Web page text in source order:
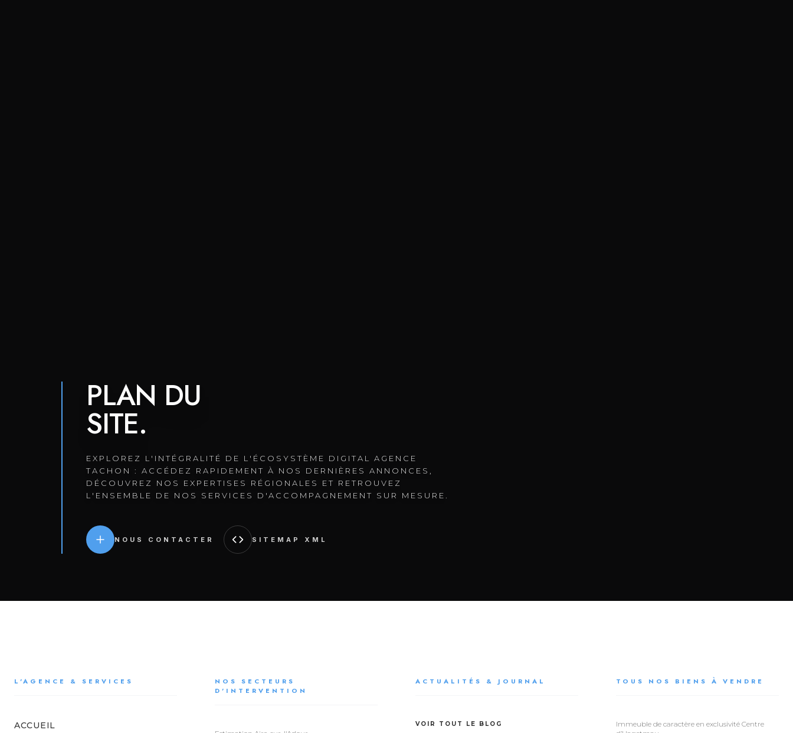
PLAN DU
SITE.
EXPLOREZ L'INTÉGRALITÉ DE L'ÉCOSYSTÈME DIGITAL AGENCE
TACHON : ACCÉDEZ RAPIDEMENT À NOS DERNIÈRES ANNONCES,
DÉCOUVREZ NOS EXPERTISES RÉGIONALES ET RETROUVEZ
L'ENSEMBLE DE NOS SERVICES D'ACCOMPAGNEMENT SUR MESURE.
NOUS CONTACTER SITEMAP XML
L'AGENCE & SERVICES
ACCUEIL
NOS SECTEURS
D'INTERVENTION
ACTUALITÉS & JOURNAL
VOIR TOUT LE BLOG
TOUS NOS BIENS À VENDRE
Immeuble de caractère en exclusivité Centre